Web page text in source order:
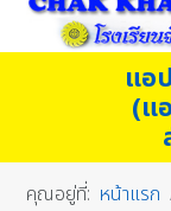
แอ
(แ
คุณอยู่ที่: หน้าแรก